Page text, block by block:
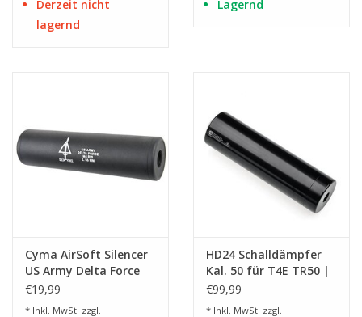
Derzeit nicht
lagernd
Lagernd
Cyma AirSoft Silencer
US Army Delta Force
130 x 35 mm- BK
€19,99
* Inkl. MwSt. zzgl.
HD24 Schalldämpfer
Kal. 50 für T4E TR50 |
TP50
€99,99
* Inkl. MwSt. zzgl.